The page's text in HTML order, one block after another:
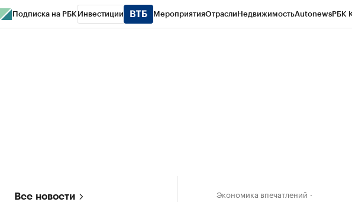
Подписка на РБК Инвестиции МероприятияОтраслиНедвижимостьAutonewsРБК
Все новости Экономика впечатлений